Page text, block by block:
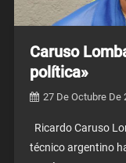
Caruso
política»
27 De Octubre De
Ricardo Caruso
técnico argentino